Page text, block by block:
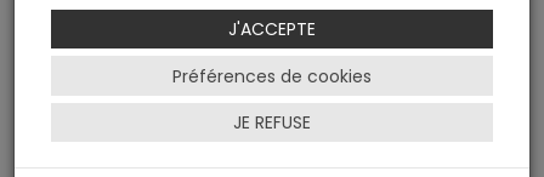
NEW
Filtrer
J'ACCEPTE
Préférences de cookies
JE REFUSE